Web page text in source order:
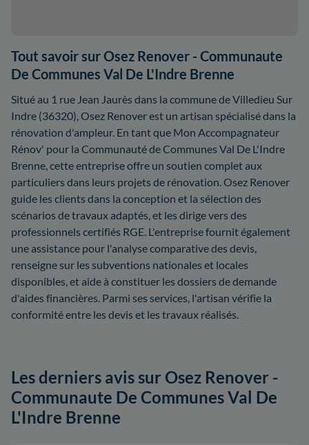
Tout savoir sur Osez Renover - Communaute
De Communes Val De L'Indre Brenne
Situé au 1 rue Jean Jaurès dans la commune de Villedieu Sur
Indre (36320), Osez Renover est un artisan spécialisé dans la
rénovation d'ampleur. En tant que Mon Accompagnateur
Rénov' pour la Communauté de Communes Val De L'Indre
Brenne, cette entreprise offre un soutien complet aux
particuliers dans leurs projets de rénovation. Osez Renover
guide les clients dans la conception et la sélection des
scénarios de travaux adaptés, et les dirige vers des
professionnels certifiés RGE. L'entreprise fournit également
une assistance pour l'analyse comparative des devis,
renseigne sur les subventions nationales et locales
disponibles, et aide à constituer les dossiers de demande
d'aides financières. Parmi ses services, l'artisan vérifie la
conformité entre les devis et les travaux réalisés.
Les derniers avis sur Osez Renover -
Communaute De Communes Val De
L'Indre Brenne